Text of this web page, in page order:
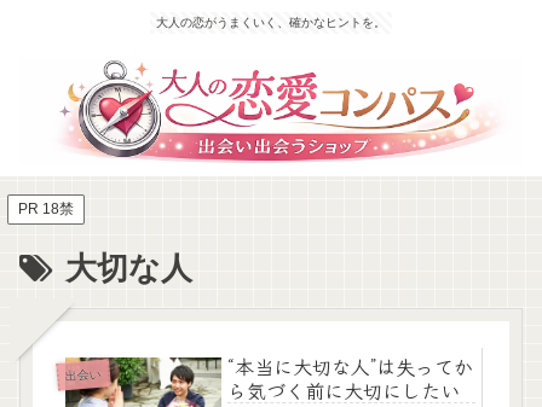
大人の恋がうまくいく、確かなヒントを。
PR 18禁
大切な人
出会い
“本当に大切な人”は失ってか
ら気づく前に大切にしたい